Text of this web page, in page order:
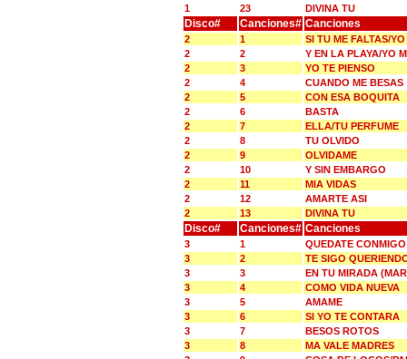
1
23 DIVINA TU
Disco# Canciones# Canciones
2 1
SI TU ME FALTAS/
2
2
Y EN LA PLAYA/YO
2
3
YO TE PIENSO
2
4
CUANDO ME BESAS
2
5
CON ESA BOQUITA
2
6
BASTA
2
7
ELLA/TU PERFUME
2
8
TU OLVIDO
2
9
OLVIDAME
2
10
Y SIN EMBARGO
2
11
MIA VIDAS
2
12
AMARTE ASI
2
13 DIVINA TU
Disco# Canciones# Canciones
3 1
QUEDATE
3
2
TE SIGO
3
3
EN TU MIRADA
3
4
COMO VIDA NUEVA
3
5
AMAME
3
6
SI YO TE CONTARA
3
7
BESOS ROTOS
3
8
MA VALE MADRES